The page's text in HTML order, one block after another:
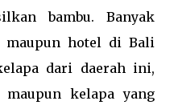
bambu. Banyak
maupun hotel di Bali
dari daerah ini,
kelapa yang